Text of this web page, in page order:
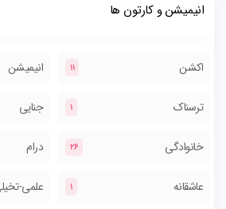
انیمیشن و کارتون ها
اکشن 11 انیمیشن
ترسناک 1 جنایی
خانوادگی 26 درام
عاشقانه 1 علمی-